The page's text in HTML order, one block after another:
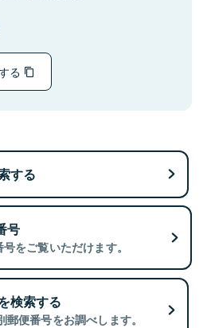
る
する
号
をご覧いただけます。
検索する
便番号をお調べします。